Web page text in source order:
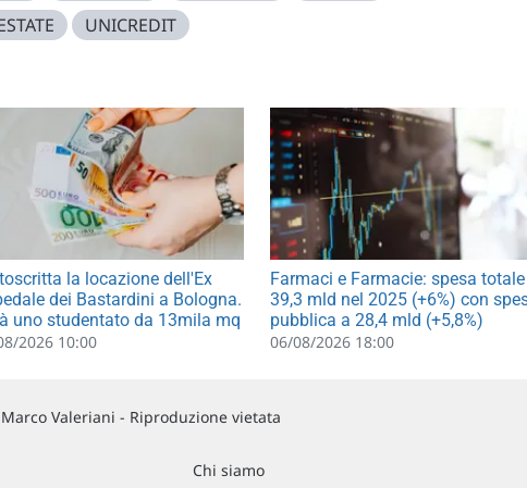
UNICREDIT
la locazione dell'Ex
dei Bastardini a Bologna.
uno studentato da 13mila mq
2026 10:00
Farmaci e Farmacie: spesa
39,3 mld nel 2025 (+6%) con
pubblica a 28,4 mld (+5,8%)
06/08/2026 18:00
Valeriani - Riproduzione vietata
Chi siamo